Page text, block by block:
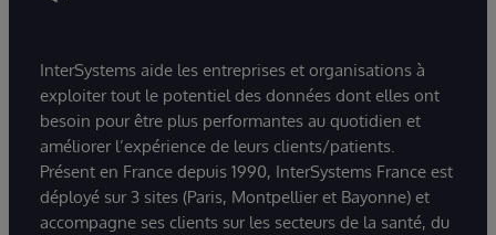
InterSystems aide les entreprises et organisations à
exploiter tout le potentiel des données dont elles ont
besoin pour être plus performantes au quotidien et
améliorer l’expérience de leurs clients/patients.
Présent en France depuis 1990, InterSystems France est
déployé sur 3 sites (Paris, Montpellier et Bayonne) et
accompagne ses clients sur les secteurs de la santé, du